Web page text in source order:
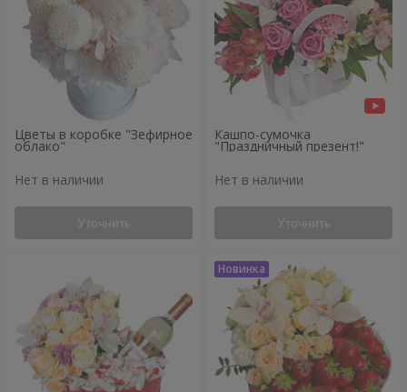
Цветы в коробке "Зефирное
облако"
Нет в наличии
Уточнить
Кашпо-сумочка
"Праздничный презент!"
Нет в наличии
Уточнить